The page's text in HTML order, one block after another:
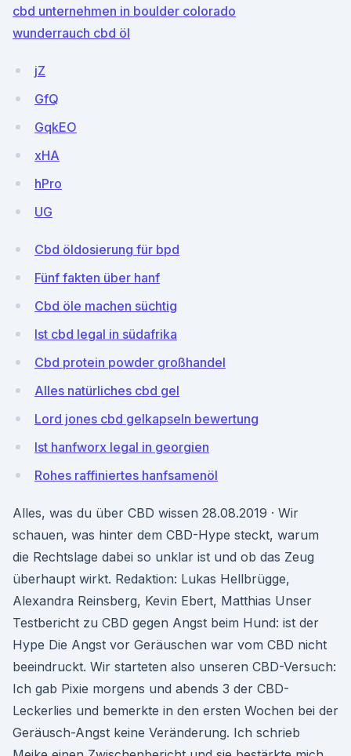
cbd unternehmen in boulder colorado
wunderrauch cbd öl
jZ
GfQ
GqkEO
xHA
hPro
UG
Cbd öldosierung für bpd
Fünf fakten über hanf
Cbd öle machen süchtig
Ist cbd legal in südafrika
Cbd protein powder großhandel
Alles natürliches cbd gel
Lord jones cbd gelkapseln bewertung
Ist hanfworx legal in georgien
Rohes raffiniertes hanfsamenöl
Alles, was du über CBD wissen 28.08.2019 · Wir
schauen, was hinter dem CBD-Hype steckt, warum
die Rechtslage dabei so unklar ist und ob das Zeug
überhaupt wirkt. Redaktion: Lukas Hellbrügge,
Alexandra Reinsberg, Kevin Ebert, Matthias Unser
Testbericht zu CBD gegen Angst beim Hund: ist der
Hype Die Angst vor Geräuschen war vom CBD nicht
beeindruckt. Wir starteten also unseren CBD-Versuch:
Ich gab Pixie morgens und abends 3 der CBD-
Leckerlies und bemerkte in den ersten Wochen bei der
Geräusch-Angst keine Veränderung. Ich schrieb